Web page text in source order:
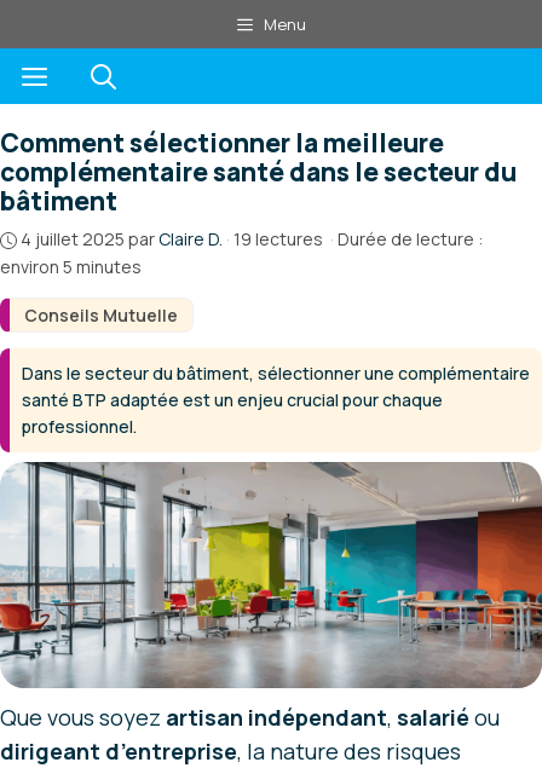
au
contenu
Menu
Menu
Conseils Mutuelle
Comment sélectionner la meilleure
complémentaire santé dans le secteur du
bâtiment
4 juillet 2025 parClaire D. · 19 lectures · Durée de lecture :
environ 5 minutes
Dans le secteur du bâtiment, sélectionner une complémentaire
santé BTP adaptée est un enjeu crucial pour chaque
professionnel.
Que vous soyez artisan indépendant, salarié ou
dirigeant d’entreprise, la nature des risques